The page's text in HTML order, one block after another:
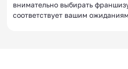
внимательно выбирать
соответствует вашим